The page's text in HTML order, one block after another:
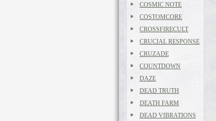
COSMIC NOTE
COSTOMCORE
CROSSFIRECULT
CRUCIAL RESPONSE
CRUZADE
COUNTDOWN
DAZE
DEAD TRUTH
DEATH FARM
DEAD VIBRATIONS